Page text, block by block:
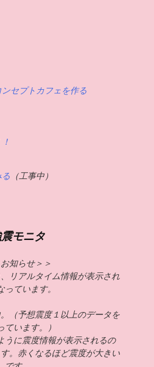
セプトカフェを作る
（工事中）
モニタ
お知らせ＞＞
リアルタイム情報が表示され
っています。
（予想震度１以上のデータを
ています。）
うに震度情報が表示されるの
。赤くなるほど震度が大きい